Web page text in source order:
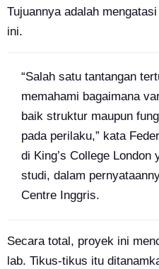
Tujuannya adalah
ini.
“Salah satu tantangan
memahami bagaimana
baik struktur maupun
pada perilaku,” kata
di King’s College
studi, dalam
Centre Inggris.
Secara total, proyek ini
lab. Tikus-tikus itu